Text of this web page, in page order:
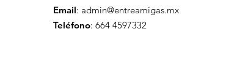
Email: admin@entreamigas.mx
Teléfono: 664 4597332